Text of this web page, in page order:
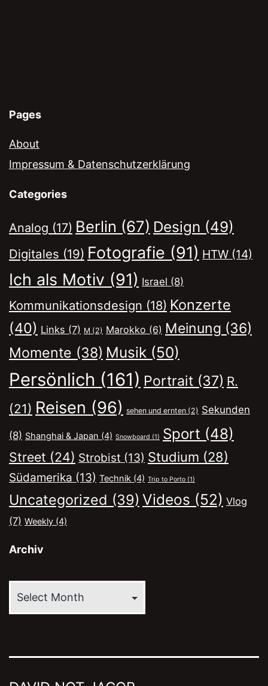
Pages
About
Impressum & Datenschutzerklärung
Categories
Analog (17) Berlin (67) Design (49)
Digitales (19) Fotografie (91) HTW (14)
Ich als Motiv (91) Israel (8)
Kommunikationsdesign (18) Konzerte
(40) Links (7) M (2) Marokko (6) Meinung (36)
Momente (38) Musik (50)
Persönlich (161) Portrait (37) R.
(21) Reisen (96) sehen und ernten (2) Sekunden
(8) Shanghai & Japan (4) Snowboard (1) Sport (48)
Street (24) Strobist (13) Studium (28)
Südamerika (13) Technik (4) Trip to Porto (1)
Uncategorized (39) Videos (52) Vlog
(7) Weekly (4)
Archiv